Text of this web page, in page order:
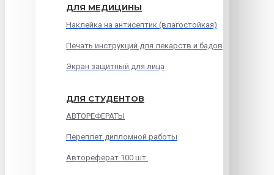
ДЛЯ МЕДИЦИНЫ
Наклейка на антисептик (влагостойкая)
Печать инструкций для лекарств и бадов
Экран защитный для лица
ДЛЯ СТУДЕНТОВ
АВТОРЕФЕРАТЫ
Переплет дипломной работы
Автореферат 100 шт.